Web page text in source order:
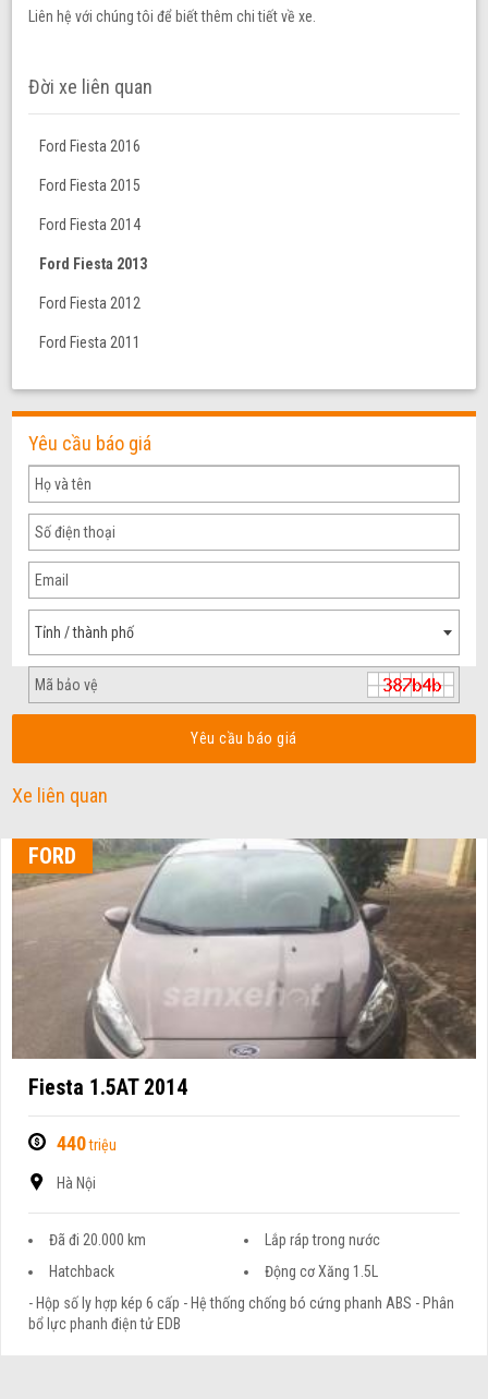
Liên hệ với chúng tôi để biết thêm chi tiết về xe.
Đời xe liên quan
Ford Fiesta 2016
Ford Fiesta 2015
Ford Fiesta 2014
Ford Fiesta 2013
Ford Fiesta 2012
Ford Fiesta 2011
Yêu cầu báo giá
Tỉnh / thành phố
Yêu cầu báo giá
Xe liên quan
FORD
Fiesta 1.5AT 2014
440triệu
Hà Nội
Đã đi 20.000 km
Lắp ráp trong nước
Hatchback
Động cơ Xăng 1.5L
- Hộp số ly hợp kép 6 cấp - Hệ thống chống bó cứng phanh ABS - Phân
bổ lực phanh điện tử EDB